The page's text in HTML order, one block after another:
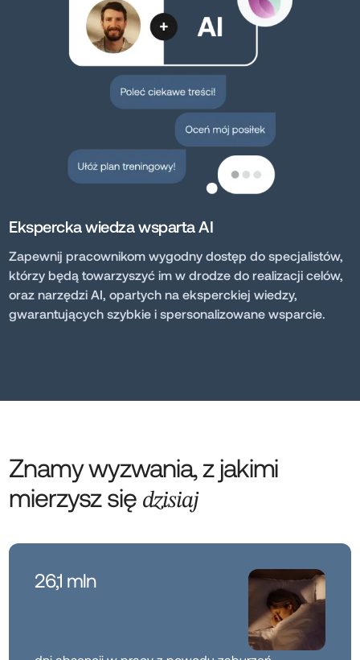
Ekspercka wiedza wsparta AI
Zapewnij pracownikom wygodny dostęp do specjalistów,
którzy będą towarzyszyć im w drodze do realizacji celów,
oraz narzędzi AI, opartych na eksperckiej wiedzy,
gwarantujących szybkie i spersonalizowane wsparcie.
Znamy wyzwania, z jakimi
mierzysz się dzisiaj
26,1 mln